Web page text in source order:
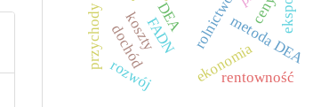
rolnictwometoda DEA
ekonomia
ceny
FADN
koszty
dochód
przychody eksport
rozwój rentowność
DEA